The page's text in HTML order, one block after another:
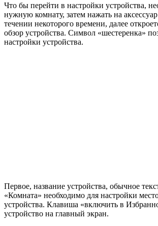
Что бы перейти в настройки устройства,
нужную комнату, затем нажать на
течении некоторого времени, далее
обзор устройства. Символ «шестеренка»
настройки устройства.
Первое, название устройства, обычное
«Комната» необходимо для настройки
устройства. Клавиша «включить в
устройство на главный экран.